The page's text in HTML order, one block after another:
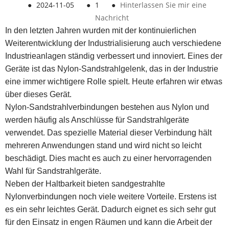
● 2024-11-05 ● 1 ● Hinterlassen Sie mir eine
Nachricht
In den letzten Jahren wurden mit der kontinuierlichen
Weiterentwicklung der Industrialisierung auch verschiedene
Industrieanlagen ständig verbessert und innoviert. Eines der
Geräte ist das Nylon-Sandstrahlgelenk, das in der Industrie
eine immer wichtigere Rolle spielt. Heute erfahren wir etwas
über dieses Gerät.
Nylon-Sandstrahlverbindungen bestehen aus Nylon und
werden häufig als Anschlüsse für Sandstrahlgeräte
verwendet. Das spezielle Material dieser Verbindung hält
mehreren Anwendungen stand und wird nicht so leicht
beschädigt. Dies macht es auch zu einer hervorragenden
Wahl für Sandstrahlgeräte.
Neben der Haltbarkeit bieten sandgestrahlte
Nylonverbindungen noch viele weitere Vorteile. Erstens ist
es ein sehr leichtes Gerät. Dadurch eignet es sich sehr gut
für den Einsatz in engen Räumen und kann die Arbeit der